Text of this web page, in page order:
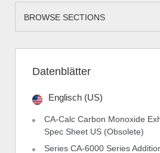
BROWSE SECTIONS
Datenblätter
Englisch (US)
CA-Calc Carbon Monoxide
Spec Sheet US (Obsolete)
Series CA-6000 Series